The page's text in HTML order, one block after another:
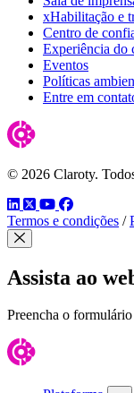
xHabilitação e
Centro de
Experiência do
Eventos
Políticas
Entre em
© 2026 Claroty.
LinkedIn
TwitterYouTube
Facebook
Termos e condições /
Fechar modal
Assista ao
Preencha o